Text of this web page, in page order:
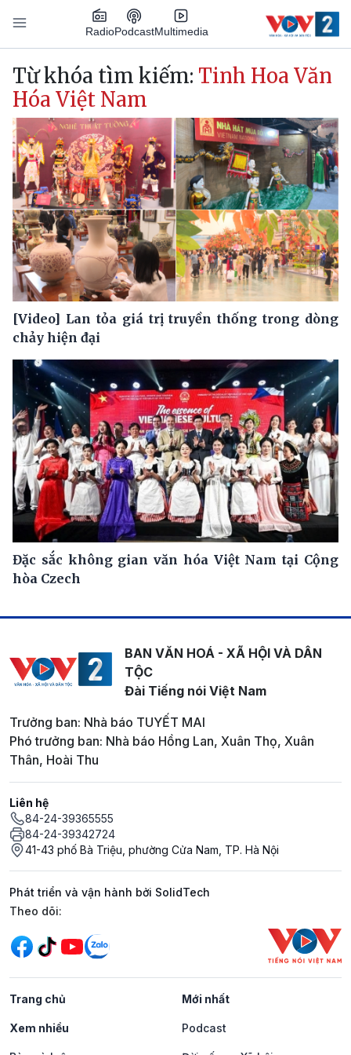
Nhảy đến nội dung
RadioPodcastMultimedia
Main navigation
Từ khóa tìm kiếm: Tinh Hoa Văn
Hóa Việt Nam
[Video] Lan tỏa giá trị truyền thống trong dòng
chảy hiện đại
Đặc sắc không gian văn hóa Việt Nam tại Cộng
hòa Czech
BAN VĂN HOÁ - XÃ HỘI VÀ DÂN
TỘC
Đài Tiếng nói Việt Nam
Trưởng ban: Nhà báo TUYẾT MAI
Phó trưởng ban: Nhà báo Hồng Lan, Xuân Thọ, Xuân
Thân, Hoài Thu
Liên hệ
84-24-39365555
84-24-39342724
41-43 phố Bà Triệu, phường Cửa Nam, TP. Hà Nội
Phát triển và vận hành bởi SolidTech
Mạng xã hội
Theo dõi:
Trang chủ Mới nhất
Xem nhiều Podcast